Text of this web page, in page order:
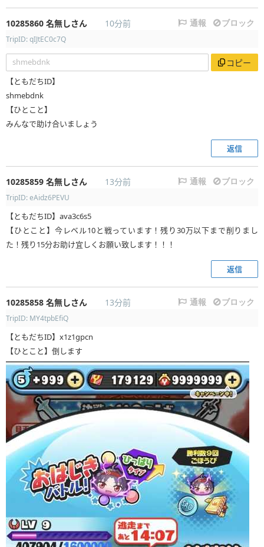
10285860 名無しさん 10分前 通報 ブロック
TripID: qIJtEC0c7Q
shmebdnk コピー
【ともだちID】
shmebdnk
【ひとこと】
みんなで助け合いましょう
返信
10285859 名無しさん 13分前 通報 ブロック
TripID: eAidz6PEVU
【ともだちID】ava3c6s5
【ひとこと】今レベル10と戦っています！残り30万以下まで削りまし
た！残り15分お助け宜しくお願い致します！！！
返信
10285858 名無しさん 13分前 通報 ブロック
TripID: MY4tpbEfiQ
【ともだちID】x1z1gpcn
【ひとこと】倒します